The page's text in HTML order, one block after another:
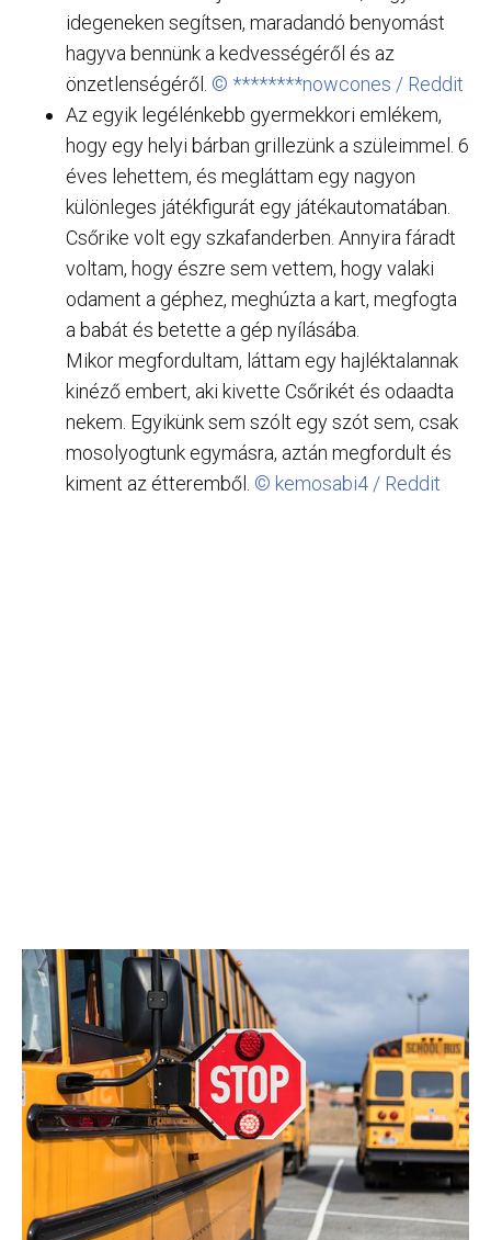
idegeneken segítsen, maradandó benyomást
hagyva bennünk a kedvességéről és az
önzetlenségéről. © ********nowcones / Reddit
Az egyik legélénkebb gyermekkori emlékem,
hogy egy helyi bárban grillezünk a szüleimmel. 6
éves lehettem, és megláttam egy nagyon
különleges játékfigurát egy játékautomatában.
Csőrike volt egy szkafanderben. Annyira fáradt
voltam, hogy észre sem vettem, hogy valaki
odament a géphez, meghúzta a kart, megfogta
a babát és betette a gép nyílásába.
Mikor megfordultam, láttam egy hajléktalannak
kinéző embert, aki kivette Csőrikét és odaadta
nekem. Egyikünk sem szólt egy szót sem, csak
mosolyogtunk egymásra, aztán megfordult és
kiment az étteremből. © kemosabi4 / Reddit